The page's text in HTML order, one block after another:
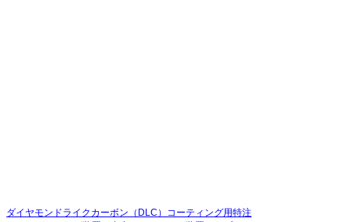
ダイヤモンドライクカーボン（DLC）コーティング用特注